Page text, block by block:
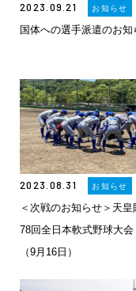
2023.09.21 お知らせ
国体への選手派遣のお知
2023.08.31 お知らせ
＜次戦のお知らせ＞天皇
78回全日本軟式野球大
（9月16日）